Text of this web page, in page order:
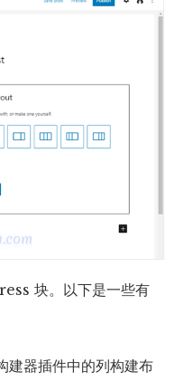
块。以下是一些有
建器插件中的列构建布